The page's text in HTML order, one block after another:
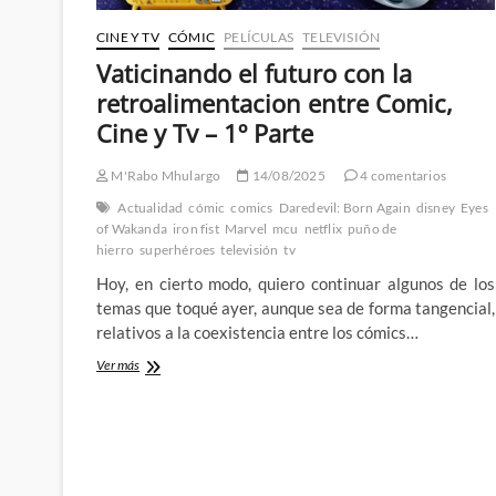
CINE Y TV CÓMIC PELÍCULAS TELEVISIÓN
Vaticinando el futuro con la
retroalimentacion entre Comic,
Cine y Tv – 1º Parte
M'Rabo Mhulargo 14/08/2025
4 comentarios
Actualidad cómic comics Daredevil: Born Again disney Eyes
of Wakanda iron fist Marvel mcu netflix puño de
hierro superhéroes televisión tv
Hoy, en cierto modo, quiero continuar algunos de los
temas que toqué ayer, aunque sea de forma tangencial,
relativos a la coexistencia entre los cómics…
Ver másVaticinando